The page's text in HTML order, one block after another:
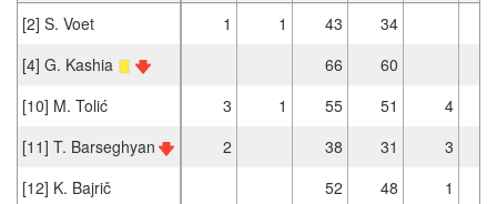
[2] S. Voet 1 1 43
34
[4] G. Kashia
66
60
[10] M. Tolić
3 1 55 51
4
[11] T. Barseghyan
2 38 31
3
[12] K. Bajrič
52 48
1